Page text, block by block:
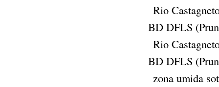
Rio
BD DFLS
Rio
BD DFLS
zona umida